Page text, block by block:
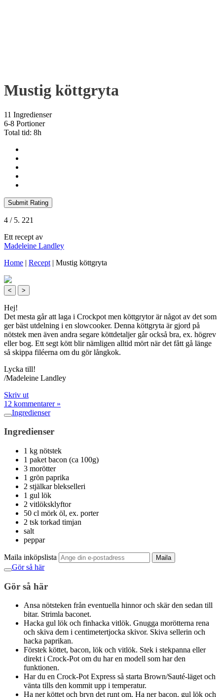
Mustig köttgryta
11 Ingredienser
6-8 Portioner
Total tid: 8h
Submit Rating
4 / 5. 221
Ett recept av
Madeleine Landley
Home | Recept | Mustig köttgryta
< >
Hej!
Det mesta går att laga i Crockpot men köttgrytor är något av det som
ger bäst utdelning i en slowcooker. Denna köttgryta är gjord på
nötstek men även andra segare köttdetaljer går också bra, ex. högrev
eller bog. Ett segt kött blir nämligen alltid mört när det fått gå länge
så skippa filéerna om du gör långkok.
Lycka till!
/Madeleine Landley
Skriv ut
12 kommentarer »
Ingredienser
Ingredienser
1 kg nötstek
1 paket bacon (ca 100g)
3 morötter
1 grön paprika
2 stjälkar blekselleri
1 gul lök
2 vitlöksklyftor
50 cl mörk öl, ex. porter
2 tsk torkad timjan
salt
peppar
Maila inköpslista Maila
Gör så här
Gör så här
Ansa nötsteken från eventuella hinnor och skär den sedan till
bitar. Strimla baconet.
Hacka gul lök och finhacka vitlök. Gnugga morötterna rena
och skiva dem i centimetertjocka skivor. Skiva sellerin och
hacka paprikan.
Förstek köttet, bacon, lök och vitlök. Stek i stekpanna eller
direkt i Crock-Pot om du har en modell som har den
funktionen.
Har du en Crock-Pot Express så starta Brown/Sauté-läget och
vänta tills den kommit upp i temperatur.
Ha ner köttet och bryn det runt om. Ha ner bacon, gul lök och